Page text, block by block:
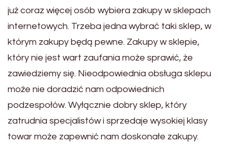
już coraz więcej osób wybiera zakupy w sklepach
internetowych. Trzeba jedna wybrać taki sklep, w
którym zakupy będą pewne. Zakupy w sklepie,
który nie jest wart zaufania może sprawić, że
zawiedziemy się. Nieodpowiednia obsługa sklepu
może nie doradzić nam odpowiednich
podzespołów. Wyłącznie dobry sklep, który
zatrudnia specjalistów i sprzedaje wysokiej klasy
towar może zapewnić nam doskonałe zakupy.